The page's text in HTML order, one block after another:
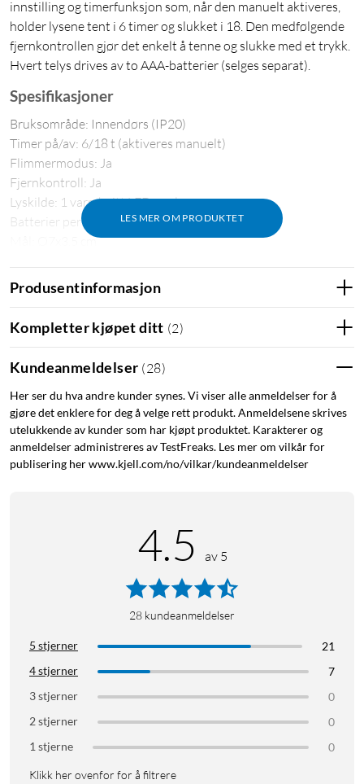
innstilling og timerfunksjon som, når den manuelt aktiveres,
holder lysene tent i 6 timer og slukket i 18. Den medfølgende
fjernkontrollen gjør det enkelt å tenne og slukke med et trykk.
Hvert telys drives av to AAA-batterier (selges separat).
LES MER OM PRODUKTET
Spesifikasjoner
Bruksområde: Innendørs (IP20)
Timer på/av: 6/18 t (aktiveres manuelt)
Flimmermodus: Ja
Fjernkontroll: Ja
Lyskilde: 1 varmhvitt LED per lys
Batterier per telys: 2x AAA (selges separat)
Mål: Ø7x3,5 cm
I pakken
2x LED-telys
Fjernkontroll
CR2025-batteri til fjernkontroll
Bruksanvisning
Telys Kubbelys Kronelys Batteridrevet LED-lys
Produsentinformasjon
Kompletter kjøpet ditt (2)
Kundeanmeldelser (28)
Her ser du hva andre kunder synes. Vi viser alle anmeldelser for å
gjøre det enklere for deg å velge rett produkt. Anmeldelsene skrives
utelukkende av kunder som har kjøpt produktet. Karakterer og
anmeldelser administreres av TestFreaks. Les mer om vilkår for
publisering her www.kjell.com/no/vilkar/kundeanmeldelser
4.5 av 5
28 kundeanmeldelser
5 stjerner
21
4 stjerner
7
3 stjerner
0
2 stjerner
0
1 stjerne
0
Klikk her ovenfor for å filtrere